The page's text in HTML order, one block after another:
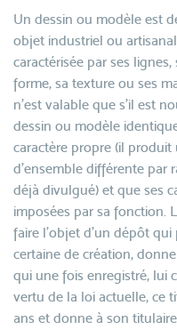
Un dessin ou modèle est
objet industriel ou
caractérisée par ses
forme, sa texture ou ses
n'est valable que s'il est
dessin ou modèle
caractère propre (il
d'ensemble différente par
déjà divulgué) et que ses
imposées par sa fonction.
faire l'objet d'un dépôt qui
certaine de création,
qui une fois enregistré, lui
vertu de la loi actuelle, ce
ans et donne à son